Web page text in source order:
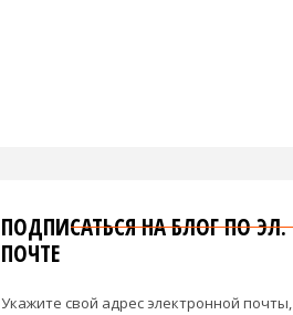
ПОДПИСАТЬСЯ НА БЛОГ ПО ЭЛ.
ПОЧТЕ
Укажите свой адрес электронной почты,